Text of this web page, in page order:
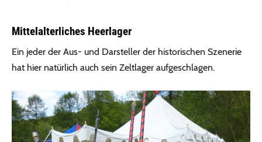
Mittelalterliches Heerlager
Ein jeder der Aus- und Darsteller der historischen Szenerie
hat hier natürlich auch sein Zeltlager aufgeschlagen.